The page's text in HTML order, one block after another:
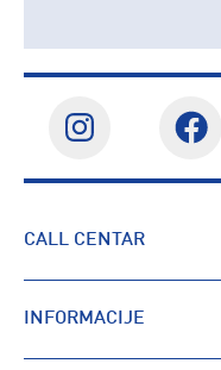
CALL CENTAR
INFORMACIJE